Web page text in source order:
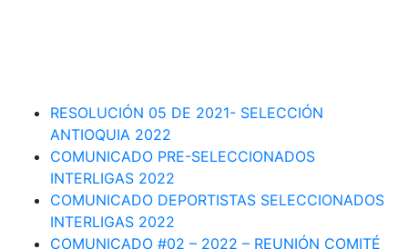
RESOLUCIÓN 05 DE 2021- SELECCIÓN
ANTIOQUIA 2022
COMUNICADO PRE-SELECCIONADOS
INTERLIGAS 2022
COMUNICADO DEPORTISTAS SELECCIONADOS
INTERLIGAS 2022
COMUNICADO #02 – 2022 – REUNIÓN COMITÉ